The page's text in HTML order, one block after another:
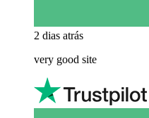
2 dias atrás
very good site